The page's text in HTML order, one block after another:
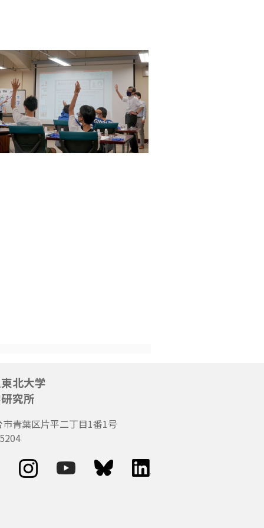
北大学
究所
市青葉区片平二丁目1番1号